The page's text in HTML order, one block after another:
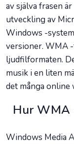
av själva frasen
utveckling av
Windows -
versioner. WMA
ljudfilformaten.
musik i en liten
det många
Hur
Windows Media